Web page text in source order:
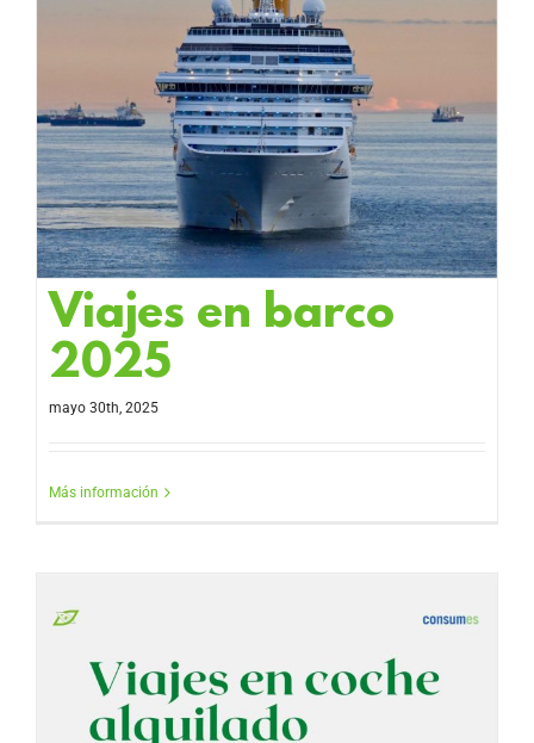
Viajes en barco
2025
mayo 30th, 2025
Más información